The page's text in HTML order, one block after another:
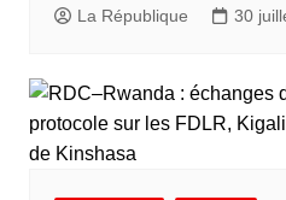
La République 30